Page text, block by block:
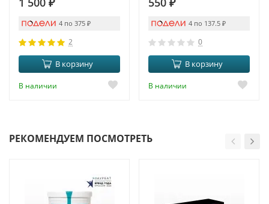
4 по 375 ₽
2
В корзину
В наличии
4 по 137.5 ₽
0
В корзину
В наличии
РЕКОМЕНДУЕМ ПОСМОТРЕТЬ